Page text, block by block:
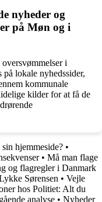
nyheder og
på Møn og i
i
lokale nyhedssider,
kommunale
kilder for at få de
hjemmeside? •
• Må man flage
og flagregler i Danmark
Sørensen • Vejle
hos Politiet: Alt du
analyse • Nyheder